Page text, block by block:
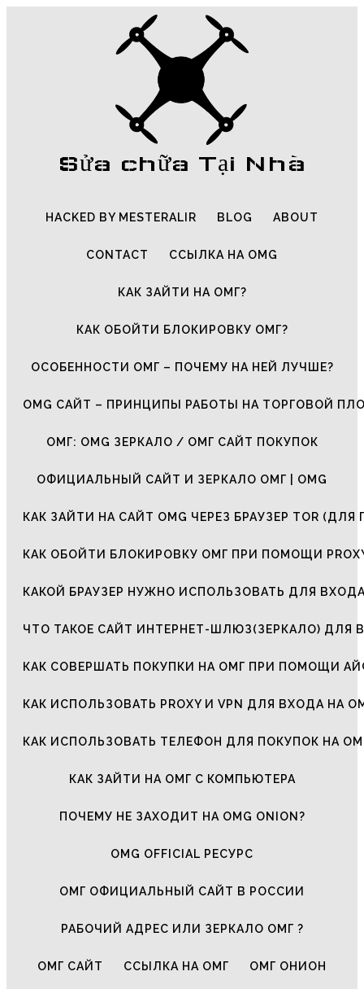
Sửa chữa Tại Nhà
HACKED BY MESTERALIR BLOG ABOUT
CONTACT ССЫЛКА НА OMG
КАК ЗАЙТИ НА ОМГ?
КАК ОБОЙТИ БЛОКИРОВКУ ОМГ?
ОСОБЕННОСТИ ОМГ – ПОЧЕМУ НА НЕЙ ЛУЧШЕ?
OMG САЙТ – ПРИНЦИПЫ РАБОТЫ НА ТОРГОВОЙ
ОМГ: OMG ЗЕРКАЛО / ОМГ САЙТ ПОКУПОК
ОФИЦИАЛЬНЫЙ САЙТ И ЗЕРКАЛО ОМГ | OMG
КАК ЗАЙТИ НА САЙТ OMG ЧЕРЕЗ БРАУЗЕР TOR (ДЛЯ
КАК ОБОЙТИ БЛОКИРОВКУ ОМГ ПРИ ПОМОЩИ
КАКОЙ БРАУЗЕР НУЖНО ИСПОЛЬЗОВАТЬ ДЛЯ
ЧТО ТАКОЕ САЙТ ИНТЕРНЕТ-ШЛЮЗ(ЗЕРКАЛО) ДЛЯ
КАК СОВЕРШАТЬ ПОКУПКИ НА ОМГ ПРИ ПОМОЩИ
КАК ИСПОЛЬЗОВАТЬ PROXY И VPN ДЛЯ ВХОДА НА
КАК ИСПОЛЬЗОВАТЬ ТЕЛЕФОН ДЛЯ ПОКУПОК НА
КАК ЗАЙТИ НА ОМГ С КОМПЬЮТЕРА
ПОЧЕМУ НЕ ЗАХОДИТ НА OMG ONION?
OMG OFFICIAL РЕСУРС
ОМГ ОФИЦИАЛЬНЫЙ САЙТ В РОССИИ
РАБОЧИЙ АДРЕС ИЛИ ЗЕРКАЛО ОМГ ?
ОМГ САЙТ ССЫЛКА НА ОМГ ОМГ ОНИОН